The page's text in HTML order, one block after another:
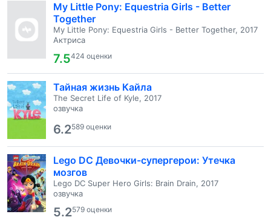
My Little Pony: Equestria Girls - Better
Together
My Little Pony: Equestria Girls - Better Together, 2017
Актриса
7.5424 оценки
Тайная жизнь Кайла
The Secret Life of Kyle, 2017
озвучка
6.2589 оценки
Lego DC Девочки-супергерои: Утечка
мозгов
Lego DC Super Hero Girls: Brain Drain, 2017
озвучка
5.2579 оценки